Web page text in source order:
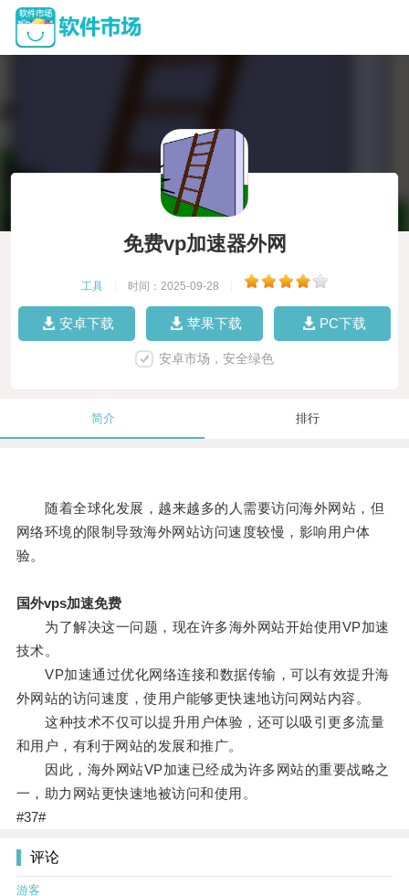
免费vp加速器外网
工具 时间：2025-09-28
安卓下载 苹果下载 PC下载
安卓市场，安全绿色
简介 排行
随着全球化发展，越来越多的人需要访问海外网站，但
网络环境的限制导致海外网站访问速度较慢，影响用户体
验。
国外vps加速免费
为了解决这一问题，现在许多海外网站开始使用VP加速
技术。
VP加速通过优化网络连接和数据传输，可以有效提升海
外网站的访问速度，使用户能够更快速地访问网站内容。
这种技术不仅可以提升用户体验，还可以吸引更多流量
和用户，有利于网站的发展和推广。
因此，海外网站VP加速已经成为许多网站的重要战略之
一，助力网站更快速地被访问和使用。
#37#
评论
游客